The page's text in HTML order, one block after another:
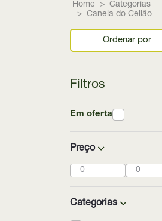
Home
Categorias
Canela do Ceilão
Ordenar por
Filtros
Em oferta
Preço
Categorias